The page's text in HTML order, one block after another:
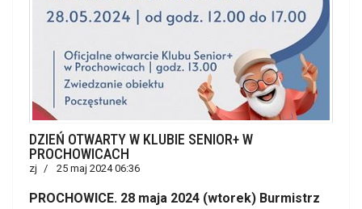
DZIEŃ OTWARTY W KLUBIE SENIOR+ W
PROCHOWICACH
zj 25 maj 2024 06:36
PROCHOWICE. 28 maja 2024 (wtorek) Burmistrz